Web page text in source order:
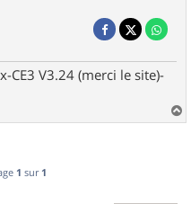
CE3 V3.24 (merci le site)-
a
1 sur 1